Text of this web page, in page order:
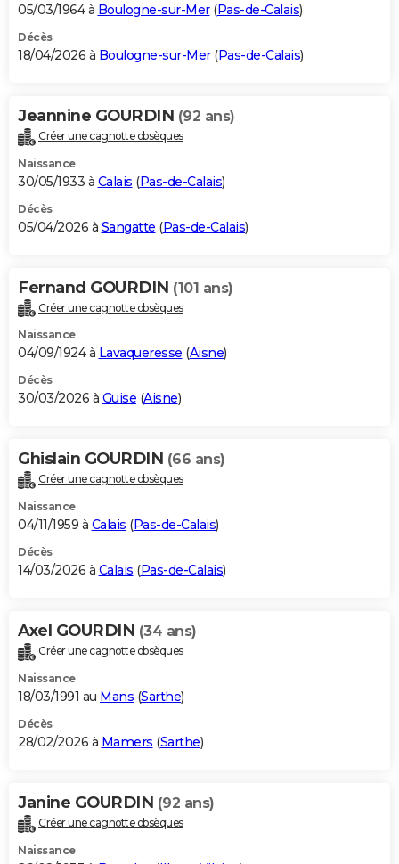
05/03/1964 à Boulogne-sur-Mer(Pas-de-Calais)
Décès
18/04/2026 à Boulogne-sur-Mer(Pas-de-Calais)
Jeannine GOURDIN (92 ans)
Créer une cagnotte obsèques
Naissance
30/05/1933 à Calais (Pas-de-Calais)
Décès
05/04/2026 à Sangatte (Pas-de-Calais)
Fernand GOURDIN (101 ans)
Créer une cagnotte obsèques
Naissance
04/09/1924 à Lavaqueresse (Aisne)
Décès
30/03/2026 à Guise (Aisne)
Ghislain GOURDIN (66 ans)
Créer une cagnotte obsèques
Naissance
04/11/1959 à Calais (Pas-de-Calais)
Décès
14/03/2026 à Calais (Pas-de-Calais)
Axel GOURDIN (34 ans)
Créer une cagnotte obsèques
Naissance
18/03/1991 au Mans (Sarthe)
Décès
28/02/2026 à Mamers (Sarthe)
Janine GOURDIN (92 ans)
Créer une cagnotte obsèques
Naissance